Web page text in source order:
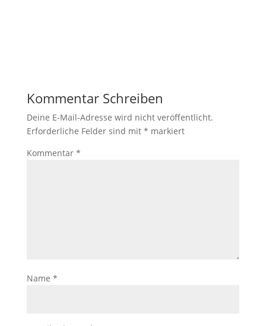
Kommentar Schreiben
Deine E-Mail-Adresse wird nicht veröffentlicht.
Erforderliche Felder sind mit * markiert
Kommentar *
Name *